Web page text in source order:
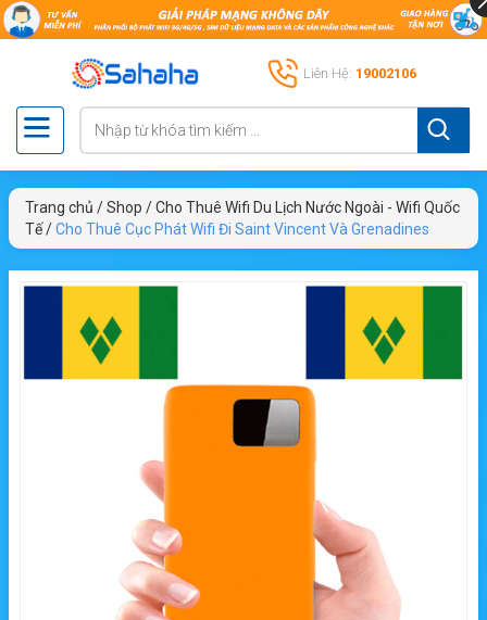
Liên Hệ: 19002106
Trang chủ /Shop /Cho Thuê Wifi Du Lịch Nước Ngoài - Wifi Quốc
Tế/Cho Thuê Cục Phát Wifi Đi Saint Vincent Và Grenadines